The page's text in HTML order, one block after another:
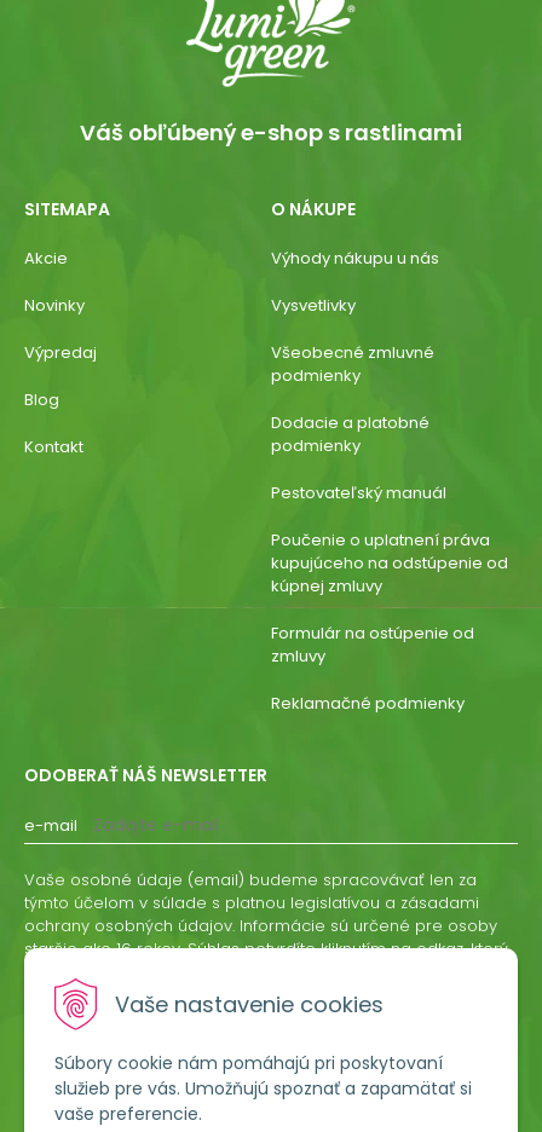
Vaše nastavenie cookies
Súbory cookie nám pomáhajú pri poskytovaní
služieb pre vás. Umožňujú spoznať a zapamätať si
vaše preferencie.
Váš obľúbený e-shop s rastlinami
SITEMAPA
Akcie
Novinky
Výpredaj
Blog
Kontakt
O NÁKUPE
Výhody nákupu u nás
Vysvetlivky
Všeobecné zmluvné
podmienky
Dodacie a platobné
podmienky
Pestovateľský manuál
Poučenie o uplatnení práva
kupujúceho na odstúpenie od
kúpnej zmluvy
Formulár na ostúpenie od
zmluvy
Reklamačné podmienky
ODOBERAŤ NÁŠ NEWSLETTER
e-mail
ODOBERAŤ
Vaše osobné údaje (email) budeme spracovávať len za
týmto účelom v súlade s platnou legislatívou a zásadami
ochrany osobných údajov. Informácie sú určené pre osoby
staršie ako 16 rokov. Súhlas potvrdíte kliknutím na odkaz, ktorý
odvolať písomne, emailom alebo kliknutím na odkaz z
ktoréhokoľvek informačného emailu.